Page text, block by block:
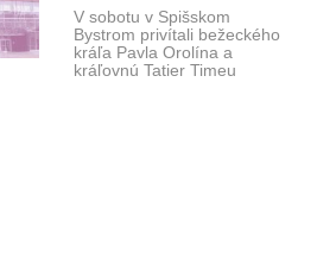
V sobotu v Spišskom
Bystrom privítali bežeckého
krá­ľa Pavla Orolína a
kráľov­nú Tatier Timeu